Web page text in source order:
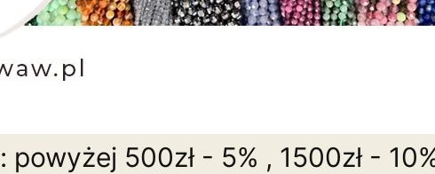
powyżej 500zł - 5% , 1500zł -